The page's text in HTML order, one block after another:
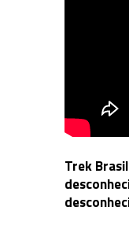
Trek